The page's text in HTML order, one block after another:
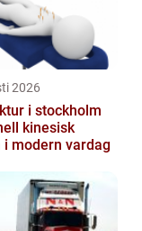
2026
i stockholm
kinesisk
i modern vardag